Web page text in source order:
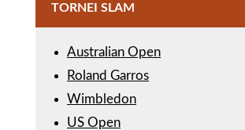
TORNEI SLAM
Australian Open
Roland Garros
Wimbledon
US Open